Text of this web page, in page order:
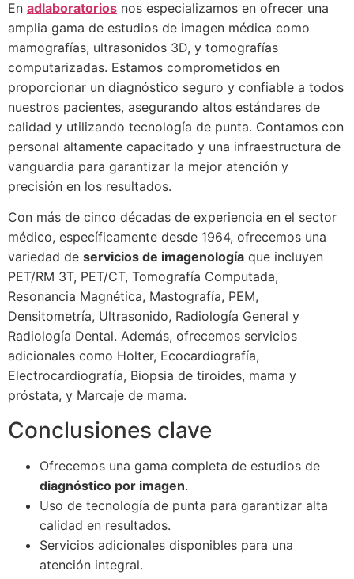
En adlaboratorios nos especializamos en ofrecer una
amplia gama de estudios de imagen médica como
mamografías, ultrasonidos 3D, y tomografías
computarizadas. Estamos comprometidos en
proporcionar un diagnóstico seguro y confiable a todos
nuestros pacientes, asegurando altos estándares de
calidad y utilizando tecnología de punta. Contamos con
personal altamente capacitado y una infraestructura de
vanguardia para garantizar la mejor atención y
precisión en los resultados.
Con más de cinco décadas de experiencia en el sector
médico, específicamente desde 1964, ofrecemos una
variedad de servicios de imagenología que incluyen
PET/RM 3T, PET/CT, Tomografía Computada,
Resonancia Magnética, Mastografía, PEM,
Densitometría, Ultrasonido, Radiología General y
Radiología Dental. Además, ofrecemos servicios
adicionales como Holter, Ecocardiografía,
Electrocardiografía, Biopsia de tiroides, mama y
próstata, y Marcaje de mama.
Conclusiones clave
Ofrecemos una gama completa de estudios de
diagnóstico por imagen.
Uso de tecnología de punta para garantizar alta
calidad en resultados.
Servicios adicionales disponibles para una
atención integral.